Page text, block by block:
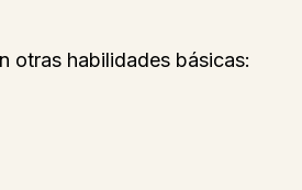
otras habilidades básicas: